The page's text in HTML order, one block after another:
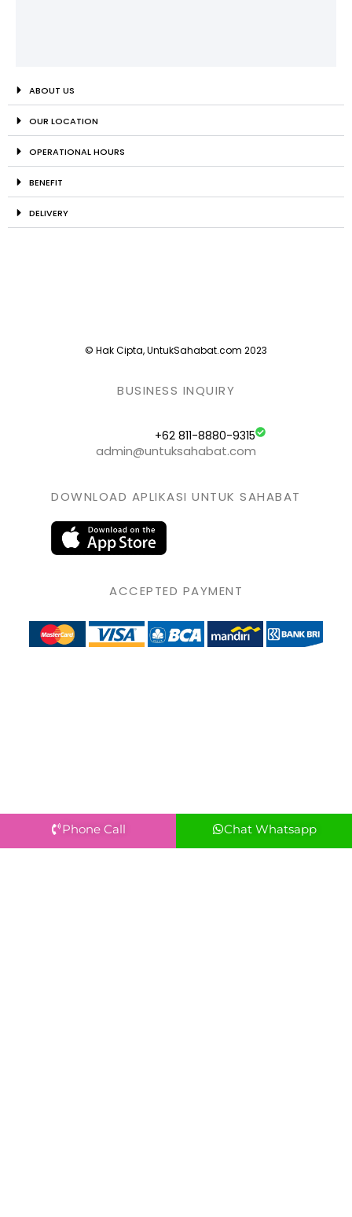
ABOUT US
OUR LOCATION
OPERATIONAL HOURS
BENEFIT
DELIVERY
© Hak Cipta, UntukSahabat.com 2023
BUSINESS INQUIRY
+62 811-8880-9315
admin@untuksahabat.com
DOWNLOAD APLIKASI UNTUK SAHABAT
ACCEPTED PAYMENT
Phone Call Chat Whatsapp